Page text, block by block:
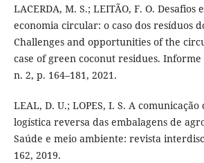
LACERDA, M. S.; LEITÃO, F. O.
economia circular: o caso dos resíduos
Challenges and opportunities of the
case of green coconut residues. Informe
n. 2, p. 164–181, 2021.
LEAL, D. U.; LOPES, I. S. A comunicação
logística reversa das embalagens de
Saúde e meio ambiente: revista
162, 2019.